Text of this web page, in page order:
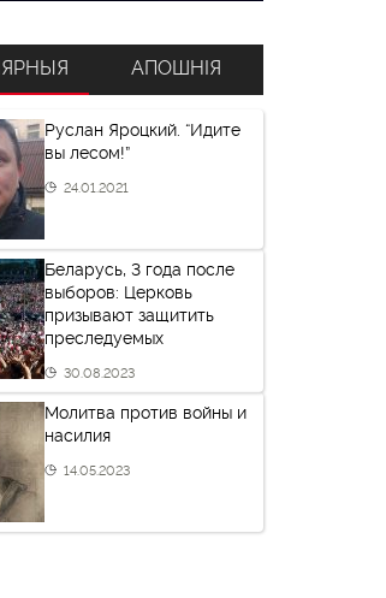
Руслан Яроцкий. “Идите
вы лесом!”
24.01.2021
Беларусь, 3 года после
выборов: Церковь
призывают защитить
преследуемых
30.08.2023
Молитва против войны и
насилия
14.05.2023
АПОШНІЯ